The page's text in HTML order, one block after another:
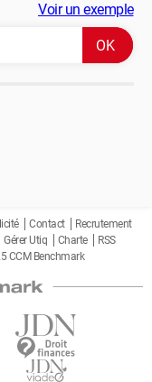
Voir un exemple
Contact
Recrutement
Gérer Utiq Charte
RSS
CCM Benchmark